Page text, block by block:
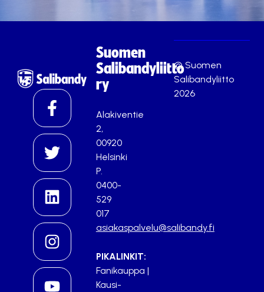
Suomen
Salibandyliitto
ry
Alakiventie
2,
00920
Helsinki
P.
0400-
529
017
asiakaspalvelu@salibandy.fi
PIKALINKIT:
Fanikauppa |
Kausi-
© Suomen
Salibandyliitto
2026